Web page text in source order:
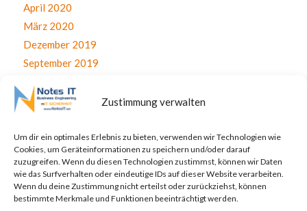
Zustimmung verwalten
Um dir ein optimales Erlebnis zu bieten, verwenden wir Technologien wie
Cookies, um Geräteinformationen zu speichern und/oder darauf
zuzugreifen. Wenn du diesen Technologien zustimmst, können wir Daten
wie das Surfverhalten oder eindeutige IDs auf dieser Website verarbeiten.
Wenn du deine Zustimmung nicht erteilst oder zurückziehst, können
bestimmte Merkmale und Funktionen beeinträchtigt werden.
April 2020
März 2020
Dezember 2019
September 2019
Juli 2019
April 2019
November 2017
Oktober 2017
September 2017